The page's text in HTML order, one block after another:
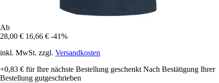
Ab
28,00 € 16,66 € -41%
inkl. MwSt. zzgl. Versandkosten
+0,83 € für Ihre nächste Bestellung geschenkt Nach Bestätigung Ihrer
Bestellung gutgeschrieben